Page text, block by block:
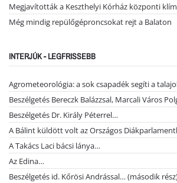
Megjavították a Keszthelyi Kórház központi
Még mindig repülőgéproncsokat rejt a Balaton
INTERJÚK - LEGFRISSEBB
Agrometeorológia: a sok csapadék segíti a
Beszélgetés Bereczk Balázzsal, Marcali Város
Beszélgetés Dr. Király Péterrel…
A Bálint küldött volt az Országos
A Takács Laci bácsi lánya…
Az Edina…
Beszélgetés id. Kőrösi Andrással… (második